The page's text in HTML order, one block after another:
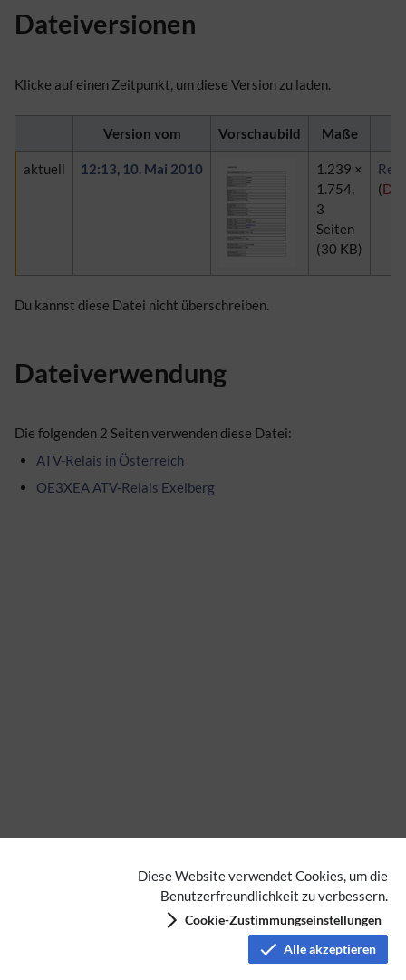
Diese Website verwendet Cookies, um die
Benutzerfreundlichkeit zu verbessern.
Cookie-Zustimmungseinstellungen
Alle akzeptieren
Dateiversionen
Klicke auf einen Zeitpunkt, um diese Version zu laden.
Version vom Vorschaubild Maße
aktuell 12:13, 10. Mai 2010
1.239 ×
1.754,
3
Seiten
(30 KB)
(
Du kannst diese Datei nicht überschreiben.
Dateiverwendung
Die folgenden 2 Seiten verwenden diese Datei:
ATV-Relais in Österreich
OE3XEA ATV-Relais Exelberg